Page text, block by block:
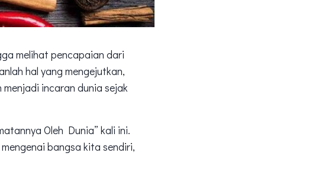
melihat pencapaian dari
hal yang mengejutkan,
incaran dunia sejak
Oleh Dunia” kali ini.
bangsa kita sendiri,